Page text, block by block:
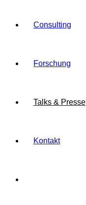
Consulting
Forschung
Talks & Presse
Kontakt